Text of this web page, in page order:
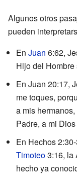
Algunos otros
pueden
En Juan 6:62,
Hijo del
En Juan 20:17,
me toques,
a mis
Padre, a mi
En Hechos
Timoteo3:16, la
hecho ya